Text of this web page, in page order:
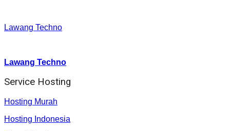
Lawang Techno
Lawang Techno
Service Hosting
Hosting Murah
Hosting Indonesia